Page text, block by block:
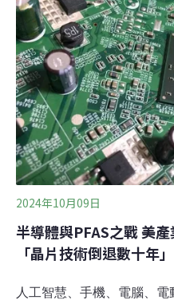
屑及垃圾，恢復市容。此
高空煙火也吸引大量人潮
11輛機具進場善後，共清
報導）
2024年10月09日
半導體與PFAS之戰 美
「晶片技術倒退數十年」
人工智慧、手機、電腦、